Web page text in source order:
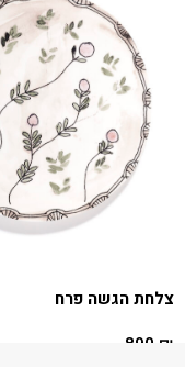
צלחת הגשה פרח
890 ₪